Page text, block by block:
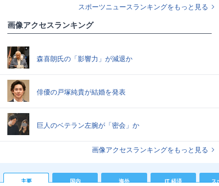
スポーツニュースランキングをもっと見る
画像アクセスランキング
森喜朗氏の「影響力」が減退か
俳優の戸塚純貴が結婚を発表
巨人のベテラン左腕が「密会」か
画像アクセスランキングをもっと見る
主要 国内 海外 IT 経済 ス